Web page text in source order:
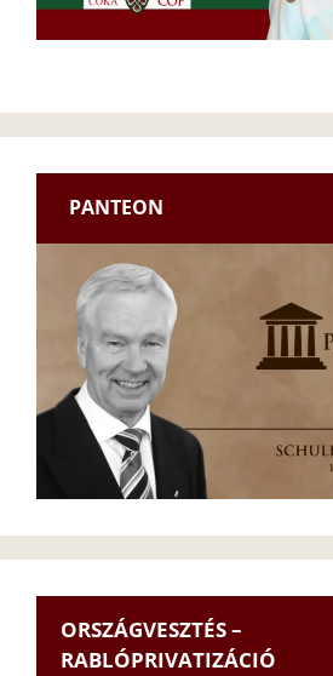
PANTEON
ORSZÁGVESZTÉS –
RABLÓPRIVATIZÁCIÓ